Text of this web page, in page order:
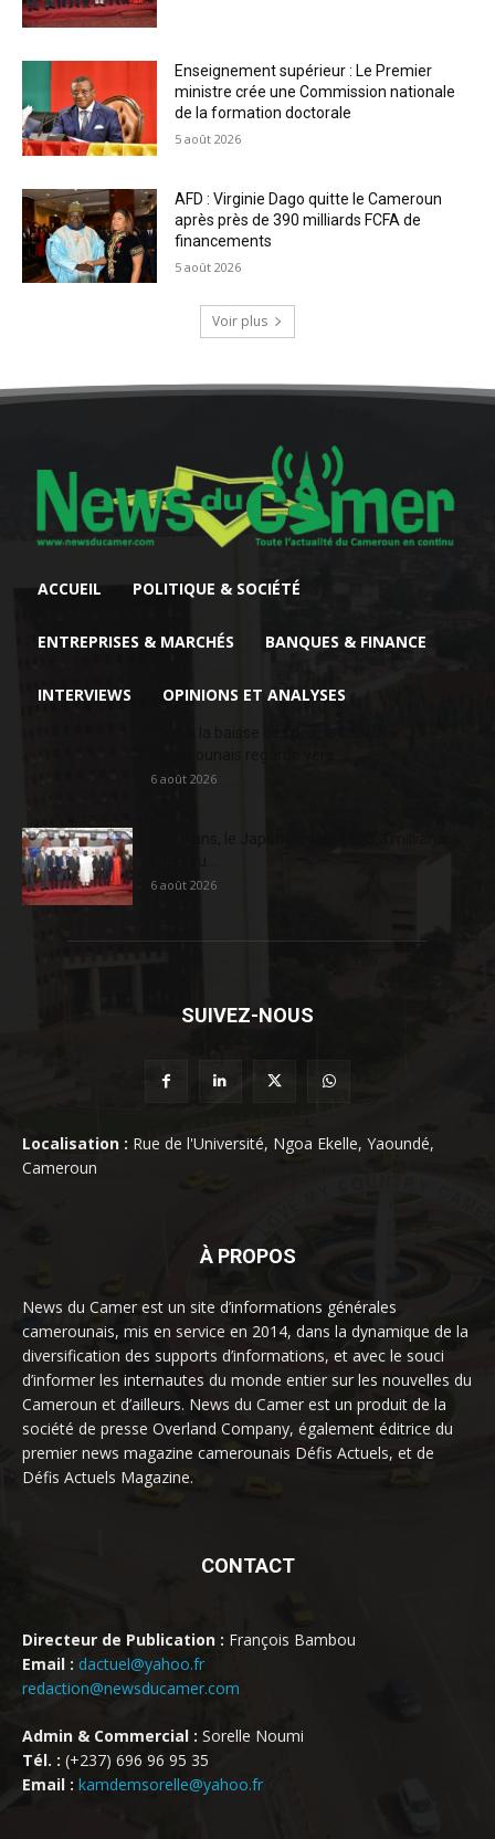
Enseignement supérieur : Le Premier
ministre crée une Commission nationale
de la formation doctorale
5 août 2026
AFD : Virginie Dago quitte le Cameroun
après près de 390 milliards FCFA de
financements
5 août 2026
Voir plus
ACCUEIL POLITIQUE & SOCIÉTÉ
ENTREPRISES & MARCHÉS BANQUES & FINANCE
INTERVIEWS OPINIONS ET ANALYSES
6 août 2026
6 août 2026
SUIVEZ-NOUS
Localisation : Rue de l'Université, Ngoa Ekelle, Yaoundé,
Cameroun
À PROPOS
News du Camer est un site d’informations générales
camerounais, mis en service en 2014, dans la dynamique de la
diversification des supports d’informations, et avec le souci
d’informer les internautes du monde entier sur les nouvelles du
Cameroun et d’ailleurs. News du Camer est un produit de la
société de presse Overland Company, également éditrice du
premier news magazine camerounais Défis Actuels, et de
Défis Actuels Magazine.
CONTACT
Directeur de Publication : François Bambou
Email : dactuel@yahoo.fr
redaction@newsducamer.com
Admin & Commercial : Sorelle Noumi
Tél. : (+237) 696 96 95 35
Email : kamdemsorelle@yahoo.fr